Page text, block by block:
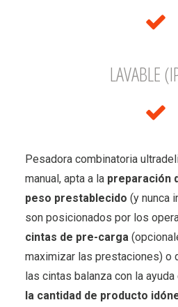
LAVABLE
Pesadora combinatoria
manual, apta a la preparación
peso prestablecido (y nunca
son posicionados por los
cintas de pre-carga
maximizar las prestaciones) o
las cintas balanza con la ayuda
la cantidad de producto